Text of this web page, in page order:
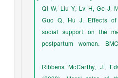
Qi W, Liu Y, Lv H, Ge J,
Guo Q, Hu J. Effects
social support on the
postpartum women.
Ribbens McCarthy, J.,